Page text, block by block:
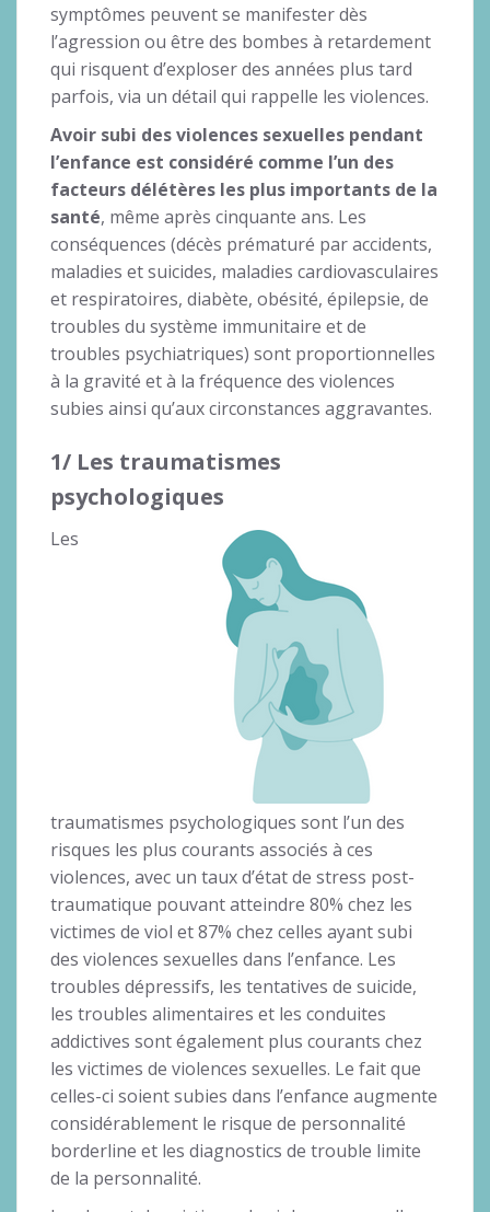
symptômes peuvent se manifester dès
l’agression ou être des bombes à retardement
qui risquent d’exploser des années plus tard
parfois, via un détail qui rappelle les violences.
Avoir subi des violences sexuelles pendant
l’enfance est considéré comme l’un des
facteurs délétères les plus importants de la
santé, même après cinquante ans. Les
conséquences (décès prématuré par accidents,
maladies et suicides, maladies cardiovasculaires
et respiratoires, diabète, obésité, épilepsie, de
troubles du système immunitaire et de
troubles psychiatriques) sont proportionnelles
à la gravité et à la fréquence des violences
subies ainsi qu’aux circonstances aggravantes.
1/ Les traumatismes
psychologiques
Les
traumatismes psychologiques sont l’un des
risques les plus courants associés à ces
violences, avec un taux d’état de stress post-
traumatique pouvant atteindre 80% chez les
victimes de viol et 87% chez celles ayant subi
des violences sexuelles dans l’enfance. Les
troubles dépressifs, les tentatives de suicide,
les troubles alimentaires et les conduites
addictives sont également plus courants chez
les victimes de violences sexuelles. Le fait que
celles-ci soient subies dans l’enfance augmente
considérablement le risque de personnalité
borderline et les diagnostics de trouble limite
de la personnalité.